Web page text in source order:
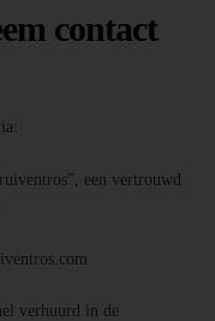
contact
een vertrouwd
verhuurd in de